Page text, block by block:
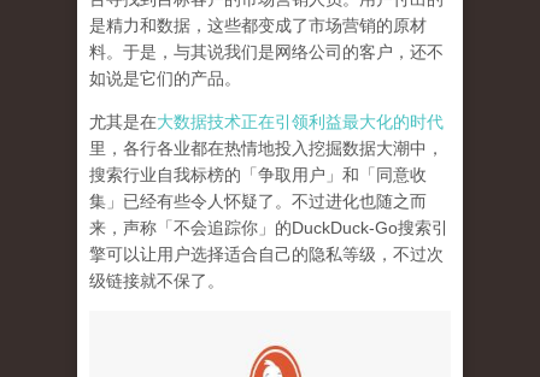
是精力和数据，这些都变成了市场营销的原材
料。于是， 与其说我们是网络公司的客户，还不
如说是它们的产品。
尤其是在大数据技术正在引领利益最大化的时代
里，各行各业都在热情地投入挖掘数据大潮中，
搜索行业自我标榜的「争取用户」和「同意收
集」已经有些令人怀疑了。不过进化也随之而
来，声称「不会追踪你」的DuckDuck-Go搜索引
擎可以让用户选择适合自己的隐私等级，不过次
级链接就不保了。